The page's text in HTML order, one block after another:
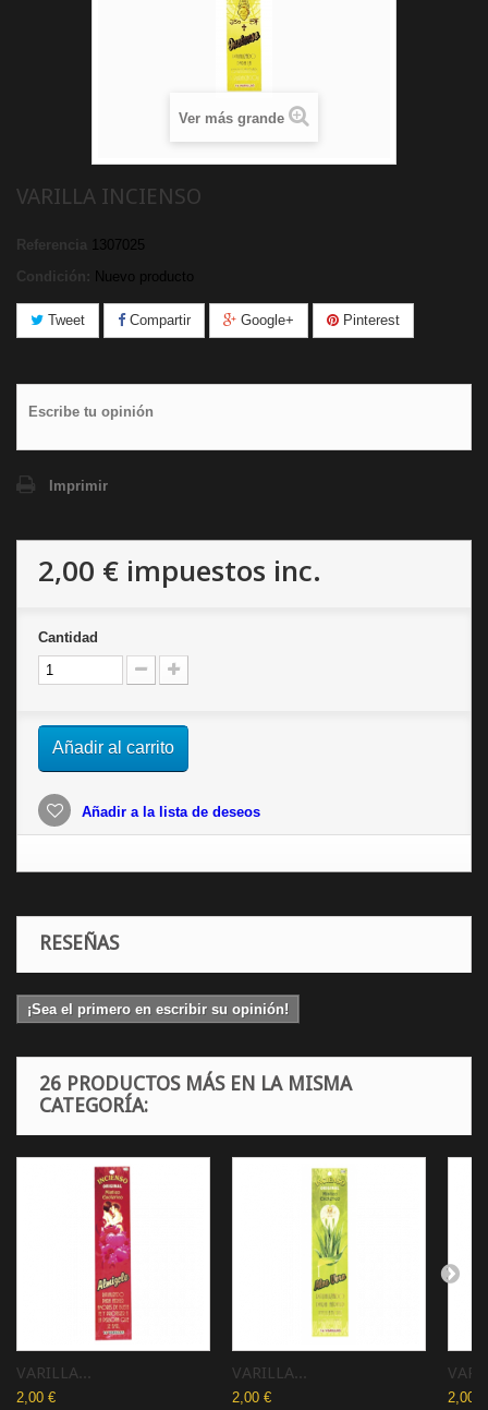
Ver más grande
VARILLA INCIENSO
Referencia 1307025
Condición: Nuevo producto
Tweet Compartir Google+ Pinterest
Escribe tu opinión
Imprimir
2,00 € impuestos inc.
Cantidad
Añadir al carrito
Añadir a la lista de deseos
RESEÑAS
¡Sea el primero en escribir su opinión!
26 PRODUCTOS MÁS EN LA MISMA
CATEGORÍA:
VARILLA...
2,00 €
VARILLA...
2,00 € 2,00 €